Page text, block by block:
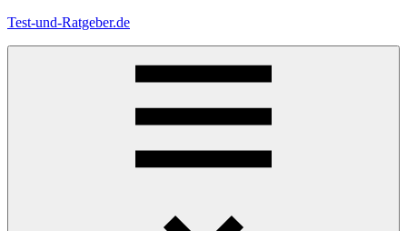
Zum
Test-und-Ratgeber.de